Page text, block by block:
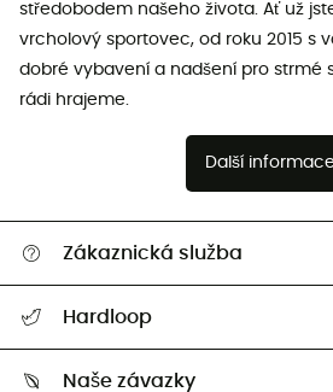
středobodem našeho života. Ať už
vrcholový sportovec, od roku 2015 s
dobré vybavení a nadšení pro strmé
rádi hrajeme.
Další informace
Zákaznická služba
Vrácení zboží a peněz
Hardloop
Naše závazky